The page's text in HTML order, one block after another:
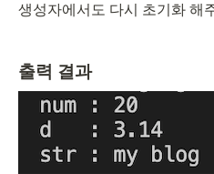
생성자에서도 다시 초기화 해
출력 결과